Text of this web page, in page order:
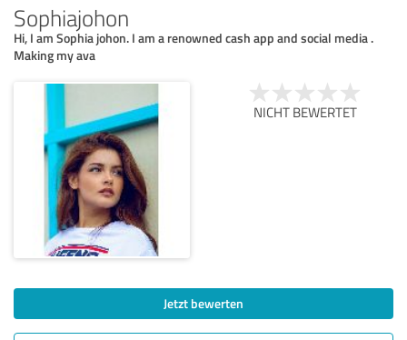
Sophiajohon
Hi, I am Sophia johon. I am a renowned cash app and social media .
Making my ava
NICHT BEWERTET
Jetzt bewerten